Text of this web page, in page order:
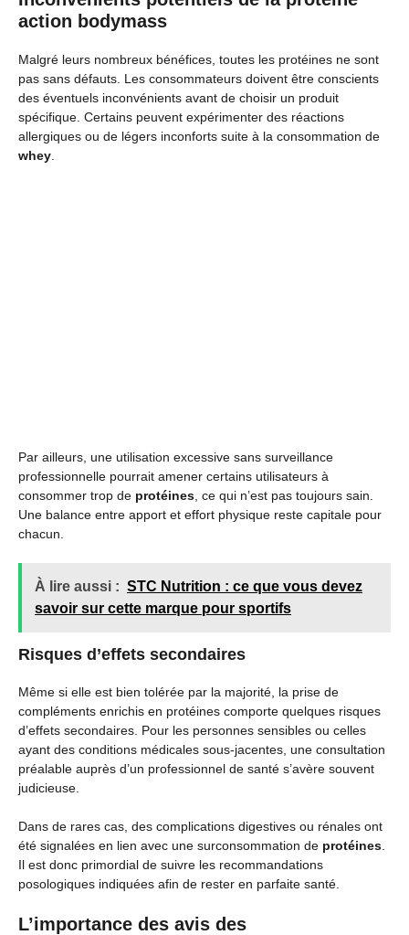
action bodymass
Malgré leurs nombreux bénéfices, toutes les protéines ne sont
pas sans défauts. Les consommateurs doivent être conscients
des éventuels inconvénients avant de choisir un produit
spécifique. Certains peuvent expérimenter des réactions
allergiques ou de légers inconforts suite à la consommation de
whey
Par ailleurs, une utilisation excessive sans surveillance
professionnelle pourrait amener certains utilisateurs à
consommer trop de protéines , ce qui n’est pas toujours sain.
Une balance entre apport et effort physique reste capitale pour
chacun.
À lire aussi : STC Nutrition : ce que vous devez
savoir sur cette marque pour sportifs
Risques d’effets secondaires
Même si elle est bien tolérée par la majorité, la prise de
compléments enrichis en protéines comporte quelques risques
d’effets secondaires. Pour les personnes sensibles ou celles
ayant des conditions médicales sous-jacentes, une consultation
préalable auprès d’un professionnel de santé s’avère souvent
judicieuse.
Dans de rares cas, des complications digestives ou rénales ont
été signalées en lien avec une surconsommation de protéines
Il est donc primordial de suivre les recommandations
posologiques indiquées afin de rester en parfaite santé.
L’importance des avis des